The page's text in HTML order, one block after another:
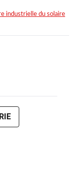
industrielle du solaire